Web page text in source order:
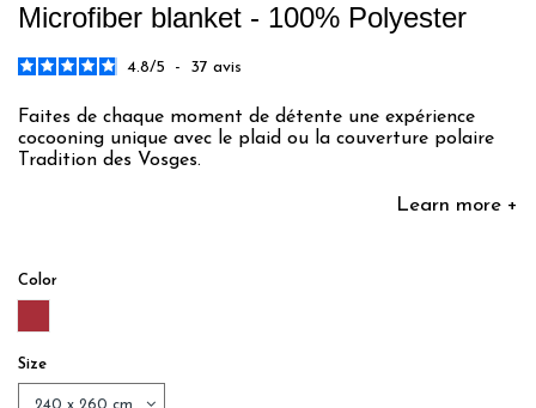
Microfiber blanket - 100% Polyester
4.8/5 - 37 avis
Faites de chaque moment de détente une expérience
cocooning unique avec le plaid ou la couverture polaire
Tradition des Vosges.
Learn more +
Color
Size